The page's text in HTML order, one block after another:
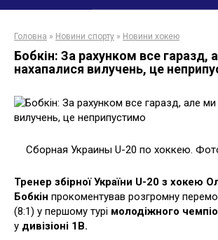
Головна » Новини спорту » Новини хокею
Бобкін: За рахунком все гаразд,
нахапалися вилучень, це
Сборная Украины U-20 по хоккею.
Тренер збірної України U-20 з хокею
Бобкін прокоментував розгромну
(8:1) у першому турі молодіжного
у дивізіоні 1В.